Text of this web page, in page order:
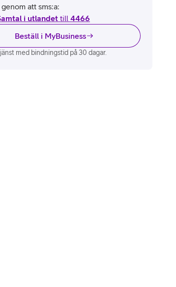
att sms:a:
i utlandet till 4466
Beställ i MyBusiness
med bindningstid på 30 dagar.